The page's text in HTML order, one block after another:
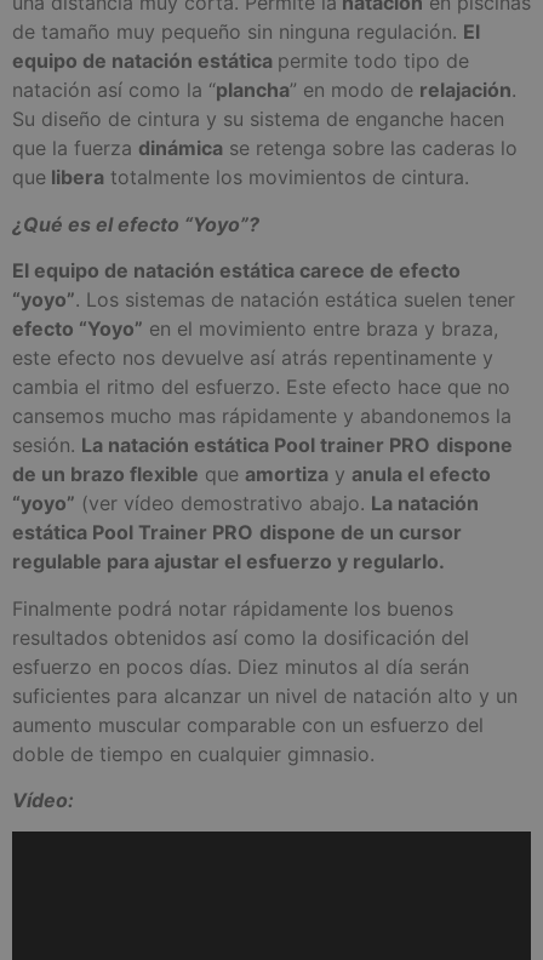
de tamaño muy pequeño sin ninguna regulación. El
equipo de natación estática permite todo tipo de
natación así como la “plancha” en modo de relajación.
Su diseño de cintura y su sistema de enganche hacen
que la fuerza dinámica se retenga sobre las caderas lo
que libera totalmente los movimientos de cintura.
¿Qué es el efecto “Yoyo”?
El equipo de natación estática carece de efecto
“yoyo”. Los sistemas de natación estática suelen tener
efecto “Yoyo” en el movimiento entre braza y braza,
este efecto nos devuelve así atrás repentinamente y
cambia el ritmo del esfuerzo. Este efecto hace que no
cansemos mucho mas rápidamente y abandonemos la
sesión. La natación estática Pool trainer PRO dispone
de un brazo flexible que amortiza y anula el efecto
“yoyo” (ver vídeo demostrativo abajo. La natación
estática Pool Trainer PRO dispone de un cursor
regulable para ajustar el esfuerzo y regularlo.
Finalmente podrá notar rápidamente los buenos
resultados obtenidos así como la dosificación del
esfuerzo en pocos días. Diez minutos al día serán
suficientes para alcanzar un nivel de natación alto y un
aumento muscular comparable con un esfuerzo del
doble de tiempo en cualquier gimnasio.
Vídeo: